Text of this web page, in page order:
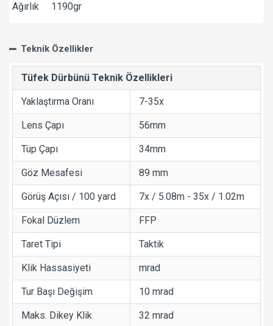
Ağırlık
1190gr
Teknik Özellikler
Tüfek Dürbünü Teknik Özellikleri
Yaklaştırma Oranı 7-35x
Lens Çapı 56mm
Tüp Çapı 34mm
Göz Mesafesi 89 mm
Görüş Açısı / 100 yard 7x / 5.08m - 35x / 1.02m
Fokal Düzlem FFP
Taret Tipi Taktik
Klik Hassasiyeti mrad
Tur Başı Değişim 10 mrad
Maks. Dikey Klik 32 mrad